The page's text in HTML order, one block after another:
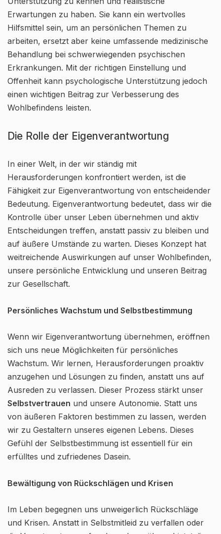
Erwartungen zu haben. Sie kann ein wertvolles
Hilfsmittel sein, um an persönlichen Themen zu
arbeiten, ersetzt aber keine umfassende medizinische
Behandlung bei schwerwiegenden psychischen
Erkrankungen. Mit der richtigen Einstellung und
Offenheit kann psychologische Unterstützung jedoch
einen wichtigen Beitrag zur Verbesserung des
Wohlbefindens leisten.
Die Rolle der Eigenverantwortung
In einer Welt, in der wir ständig mit
Herausforderungen konfrontiert werden, ist die
Fähigkeit zur Eigenverantwortung von entscheidender
Bedeutung. Eigenverantwortung bedeutet, dass wir die
Kontrolle über unser Leben übernehmen und aktiv
Entscheidungen treffen, anstatt passiv zu bleiben und
auf äußere Umstände zu warten. Dieses Konzept hat
weitreichende Auswirkungen auf unser Wohlbefinden,
unsere persönliche Entwicklung und unseren Beitrag
zur Gesellschaft.
Persönliches Wachstum und Selbstbestimmung
Wenn wir Eigenverantwortung übernehmen, eröffnen
sich uns neue Möglichkeiten für persönliches
Wachstum. Wir lernen, Herausforderungen proaktiv
anzugehen und Lösungen zu finden, anstatt uns auf
Ausreden zu verlassen. Dieser Prozess stärkt unser
Selbstvertrauen und unsere Autonomie. Statt uns
von äußeren Faktoren bestimmen zu lassen, werden
wir zu Gestaltern unseres eigenen Lebens. Dieses
Gefühl der Selbstbestimmung ist essentiell für ein
erfülltes und zufriedenes Dasein.
Bewältigung von Rückschlägen und Krisen
Im Leben begegnen uns unweigerlich Rückschläge
und Krisen. Anstatt in Selbstmitleid zu verfallen oder